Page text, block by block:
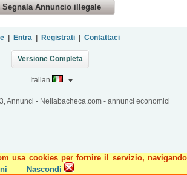
cookies per fornire il servizio, navigando
Nascondi
Segnala Annuncio illegale
| Entra Registrati| Contattaci
Versione Completa
Italian
Annunci - Nellabacheca.com - annunci economici